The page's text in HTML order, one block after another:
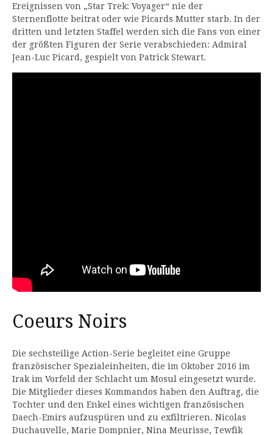
Ereignissen von „Star Trek: Voyager“ nie der
Sternenflotte beitrat oder wie Picards Mutter starb. In der
dritten und letzten Staffel werden sich die Fans von einer
der größten Figuren der Serie verabschieden: Admiral
Jean-Luc Picard, gespielt von Patrick Stewart.
Coeurs Noirs
Die sechsteilige Action-Serie begleitet eine Gruppe
französischer Spezialeinheiten, die im Oktober 2016 im
Irak im Vorfeld der Schlacht um Mosul eingesetzt wurde.
Die Mitglieder dieses Kommandos haben den Auftrag, die
Tochter und den Enkel eines wichtigen französischen
Daech-Emirs aufzuspüren und zu exfiltrieren. Nicolas
Duchauvelle, Marie Dompnier, Nina Meurisse, Tewfik